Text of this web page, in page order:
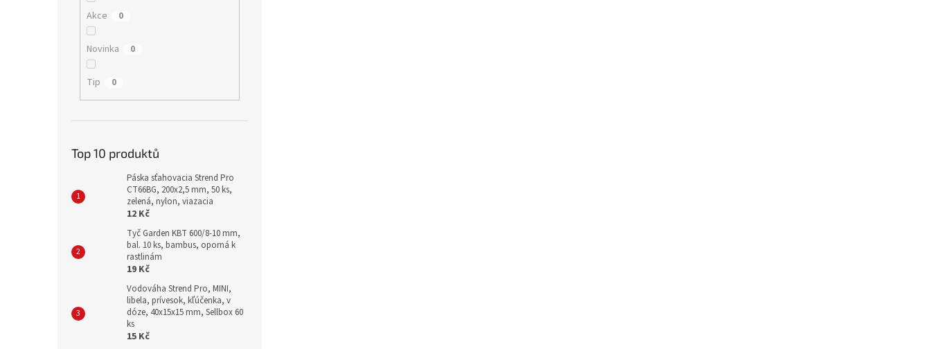
Akce 0
Novinka 0
Tip 0
Top 10 produktů
Páska sťahovacia Strend Pro
CT66BG, 200x2,5 mm, 50 ks,
zelená, nylon, viazacia
12 Kč
Tyč Garden KBT 600/8-10 mm,
bal. 10 ks, bambus, oporná k
rastlinám
19 Kč
Vodováha Strend Pro, MINI,
libela, prívesok, kľúčenka, v
dóze, 40x15x15 mm, Sellbox 60
ks
15 Kč